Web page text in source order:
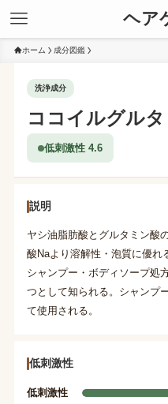
ヘア
ホーム 成分図鑑
洗浄成分
ココイルグル
低刺激性 4.6
説明
ヤシ油脂肪酸とグルタミン酸
酸Naより溶解性・泡質に優れ
シャンプー・ボディソープ処
つとして知られる。シャンプ
て使用される。
低刺激性
低刺激性